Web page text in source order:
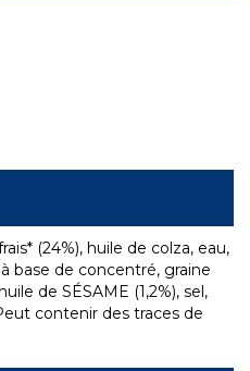
(24%), huile de colza, eau,
base de concentré, graine
de SÉSAME (1,2%), sel,
contenir des traces de